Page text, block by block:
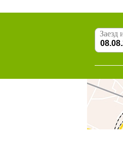
Заезд